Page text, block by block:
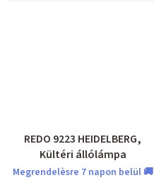
REDO 9223 HEIDELBERG,
Kültéri állólámpa
Megrendelèsre 7 napon belül 🚚